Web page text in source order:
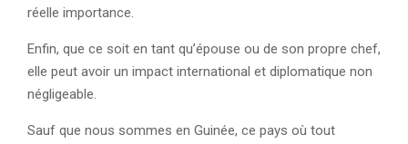
réelle importance.
Enfin, que ce soit en tant qu’épouse ou de son propre chef,
elle peut avoir un impact international et diplomatique non
négligeable.
Sauf que nous sommes en Guinée, ce pays où tout